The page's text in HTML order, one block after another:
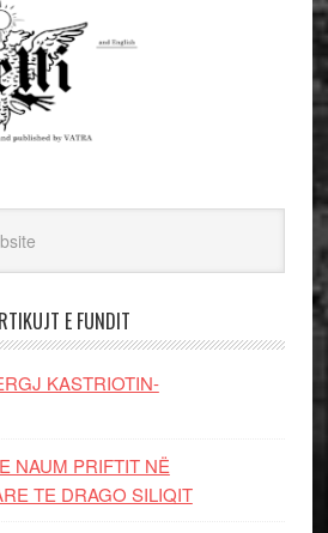
E FUNDIT
KASTRIOTIN-
NAUM PRIFTIT NË
TE DRAGO SILIQIT